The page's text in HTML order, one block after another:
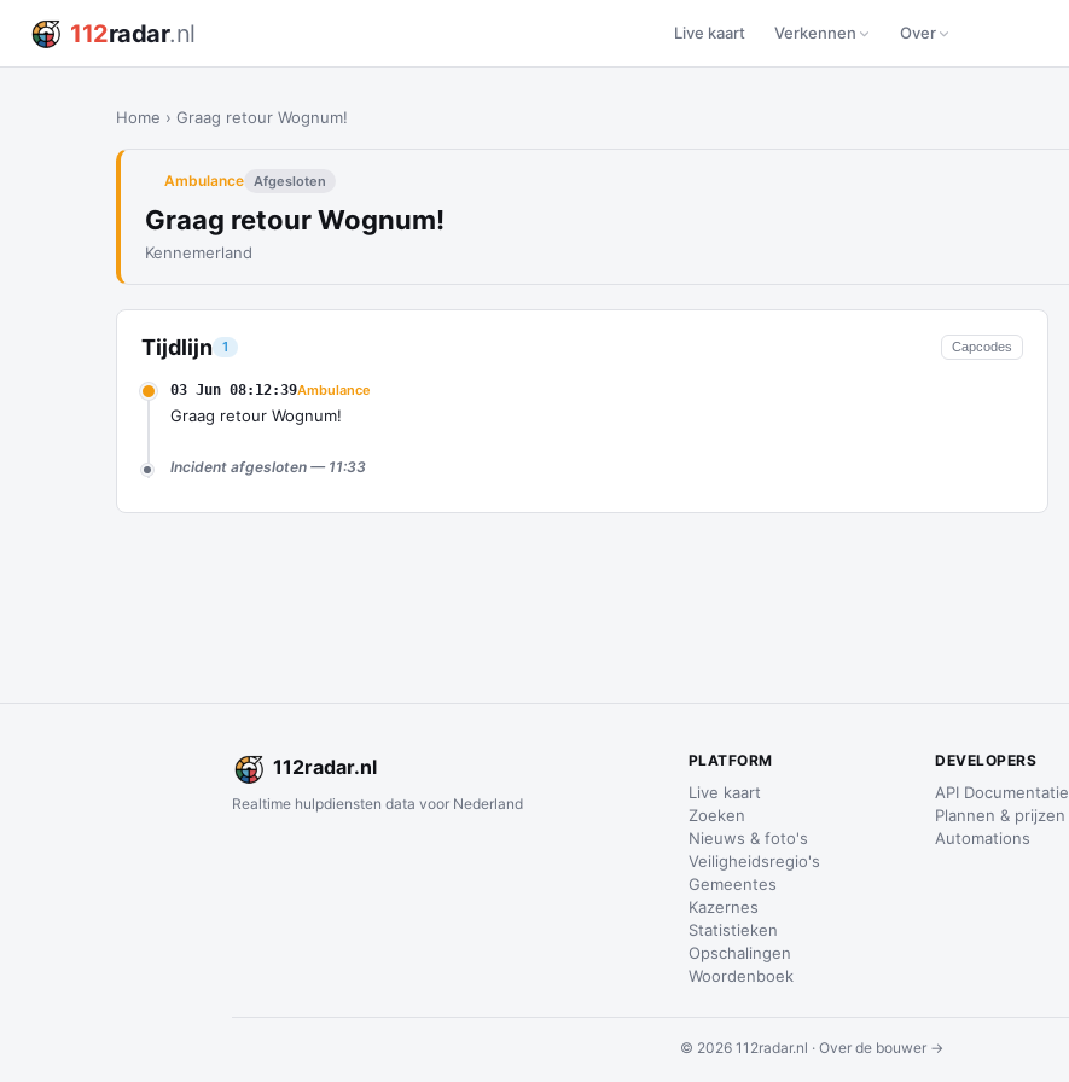
112radar.nl Live kaart Verkennen Over
Home › Graag retour Wognum!
Ambulance Afgesloten
Graag retour Wognum!
Kennemerland
Tijdlijn 1 Capcodes
03 Jun 08:12:39Ambulance
Graag retour Wognum!
Incident afgesloten — 11:33
112radar.nl
Realtime hulpdiensten data voor Nederland
PLATFORM
Live kaart
Zoeken
Nieuws & foto's
Veiligheidsregio's
Gemeentes
Kazernes
Statistieken
Opschalingen
Woordenboek
DEVELOPERS
API Documentatie
Plannen & prijzen
Automations
© 2026 112radar.nl · Over de bouwer →